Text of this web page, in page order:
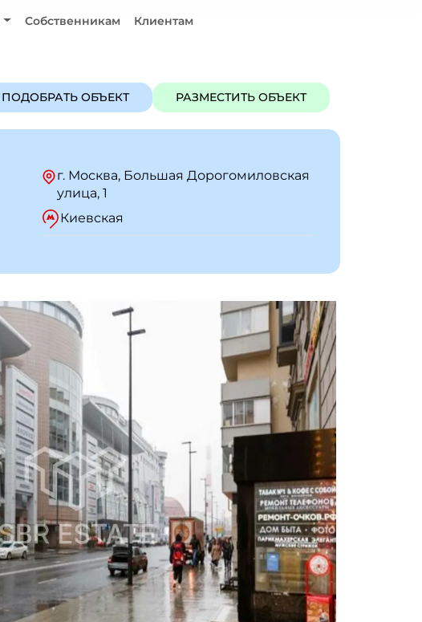
Собственникам Клиентам
ПОДОБРАТЬ ОБЪЕКТ РАЗМЕСТИТЬ ОБЪЕКТ
г. Москва, Большая Дорогомиловская
улица, 1
Киевская